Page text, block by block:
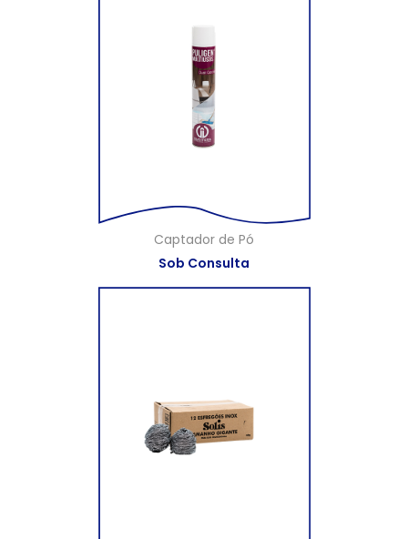
Captador de Pó
Sob Consulta